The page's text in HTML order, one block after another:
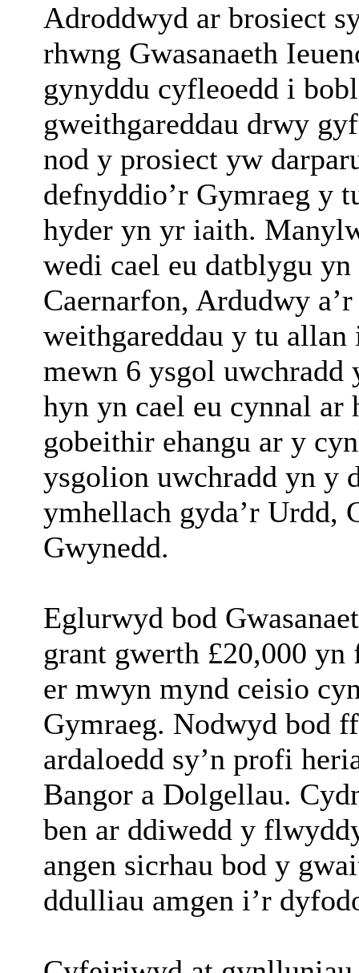
Adroddwyd ar brosiect
rhwng Gwasanaeth
gynyddu cyfleoedd i
gweithgareddau drwy
nod y prosiect yw
defnyddio’r Gymraeg y
hyder yn yr iaith.
wedi cael eu datblygu
Caernarfon, Ardudwy
weithgareddau y tu
mewn 6 ysgol uwchradd
hyn yn cael eu cynnal
gobeithir ehangu ar y
ysgolion uwchradd yn y
ymhellach gyda’r Urdd,
Gwynedd.
Eglurwyd bod
grant gwerth £20,000
er mwyn mynd ceisio
Gymraeg. Nodwyd bod
ardaloedd sy’n profi
Bangor a Dolgellau.
ben ar ddiwedd y
angen sicrhau bod y
ddulliau amgen i’r